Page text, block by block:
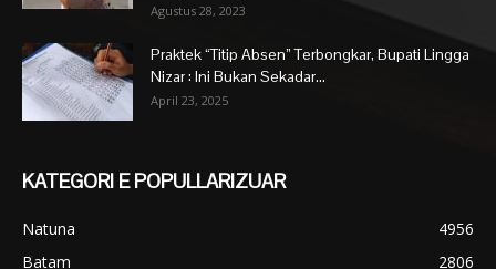
Agustus 28, 2023
Praktek “Titip Absen” Terbongkar, Bupati Lingga
Nizar : Ini Bukan Sekadar...
April 23, 2025
KATEGORI E POPULLARIZUAR
Natuna
4956
Batam
2806